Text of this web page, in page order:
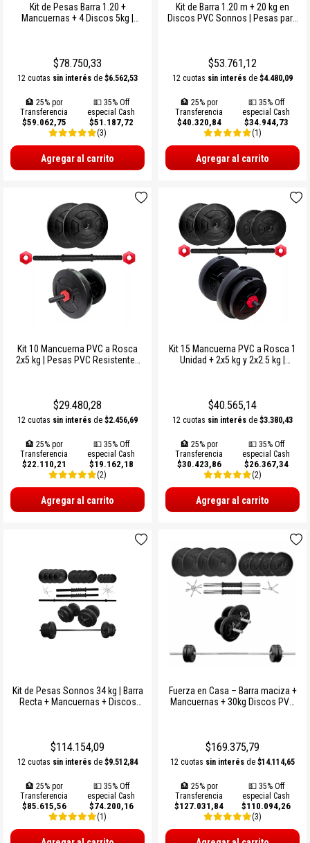
Kit de Pesas Barra 1.20 +
Mancuernas + 4 Discos 5kg |
$78.750,33
12 cuotas sin interés de $6.562,53
🏦 25% por
Transferencia
$59.062,75
💵 35% Off
especial Cash
$51.187,72
(3)
Agregar al carrito
Kit de Barra 1.20 m + 20 kg en
Discos PVC Sonnos | Pesas para
$53.761,12
12 cuotas sin interés de $4.480,09
🏦 25% por
Transferencia
$40.320,84
💵 35% Off
especial Cash
$34.944,73
(1)
Agregar al carrito
Kit 10 Mancuerna PVC a Rosca
2x5 kg | Pesas PVC Resistentes
$29.480,28
12 cuotas sin interés de $2.456,69
🏦 25% por
Transferencia
$22.110,21
💵 35% Off
especial Cash
$19.162,18
(2)
Agregar al carrito
Kit 15 Mancuerna PVC a Rosca 1
Unidad + 2x5 kg y 2x2.5 kg |
$40.565,14
12 cuotas sin interés de $3.380,43
🏦 25% por
Transferencia
$30.423,86
💵 35% Off
especial Cash
$26.367,34
(2)
Agregar al carrito
Kit de Pesas Sonnos 34 kg | Barra
Recta + Mancuernas + Discos
$114.154,09
12 cuotas sin interés de $9.512,84
🏦 25% por
Transferencia
$85.615,56
💵 35% Off
especial Cash
$74.200,16
(1)
Fuerza en Casa – Barra maciza +
Mancuernas + 30kg Discos PVC
$169.375,79
12 cuotas sin interés de $14.114,65
🏦 25% por
Transferencia
$127.031,84
💵 35% Off
especial Cash
$110.094,26
(3)